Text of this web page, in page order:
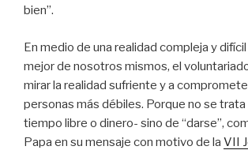
bien”.
En medio de una realidad compleja y
mejor de nosotros mismos, el
mirar la realidad sufriente y a
personas más débiles. Porque no se trata
tiempo libre o dinero- sino de “darse”,
Papa en su mensaje con motivo de la VII